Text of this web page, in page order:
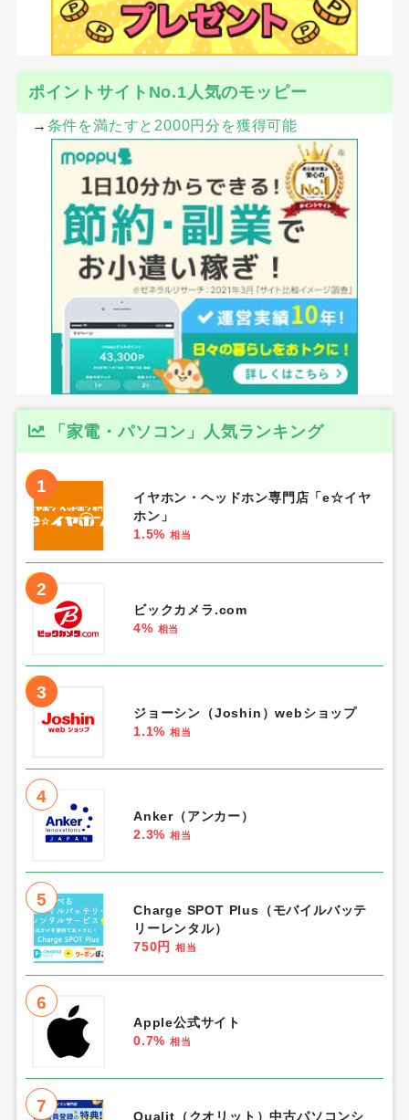
ポイントサイトNo.1人気のモッピー
→ 条件を満たすと2000円分を獲得可能
「家電・パソコン」人気ランキング
1
イヤホン・ヘッドホン専門店「e☆イヤ
ホン」
1.5% 相当
2
ビックカメラ.com
4% 相当
3
ジョーシン（Joshin）webショップ
1.1% 相当
4
Anker（アンカー）
2.3% 相当
5
Charge SPOT Plus（モバイルバッテ
リーレンタル）
750円
相当
6
Apple公式サイト
0.7% 相当
7
Qualit（クオリット）中古パソコンシ